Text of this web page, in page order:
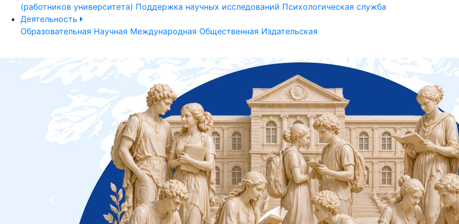
(работников университета) Поддержка научных исследований Психологическая служба
Деятельность
Образовательная Научная Международная Общественная Издательская